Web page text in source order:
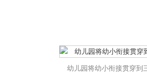
幼儿园将幼小衔接贯穿到